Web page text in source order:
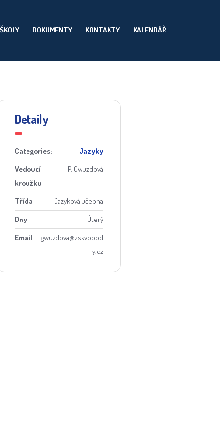
DOKUMENTY KONTAKTY KALENDÁŘ
Detaily
Categories:
Jazyky
Vedoucí
kroužku
P. Gwuzdová
Třída
Jazyková učebna
Dny
Úterý
Email
gwuzdova@zssvobod
y.cz